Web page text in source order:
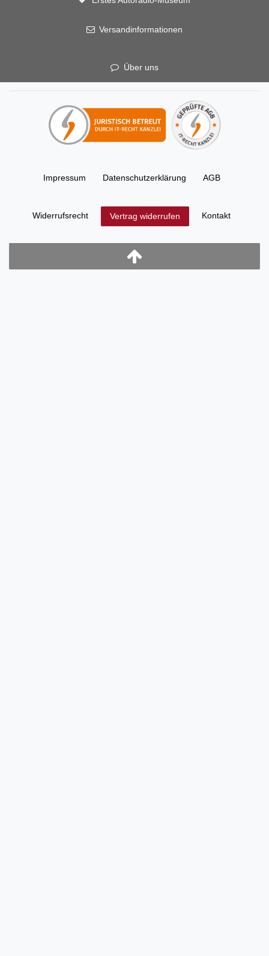
Versandinformationen
Über uns
Impressum Daten­schutz­erklärung AGB
Widerrufs­recht Vertrag widerrufen Kontakt